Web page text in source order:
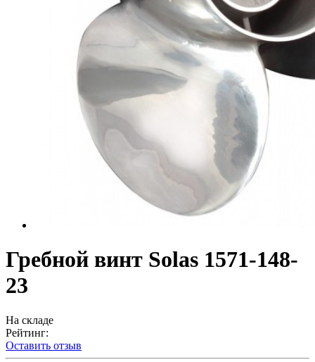
Гребной винт Solas 1571-148-
23
На складе
Рейтинг:
Оставить отзыв